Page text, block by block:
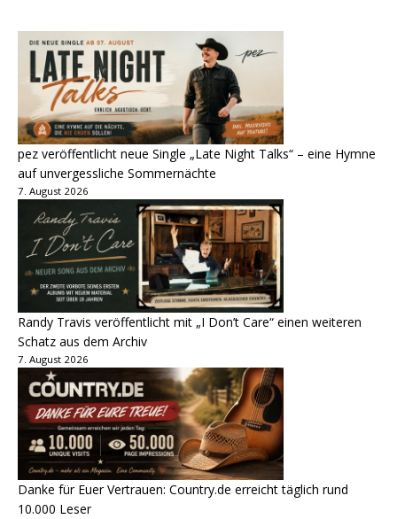
pez veröffentlicht neue Single „Late Night Talks“ – eine Hymne
auf unvergessliche Sommernächte
7. August 2026
Randy Travis veröffentlicht mit „I Don’t Care“ einen weiteren
Schatz aus dem Archiv
7. August 2026
Danke für Euer Vertrauen: Country.de erreicht täglich rund
10.000 Leser